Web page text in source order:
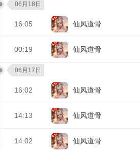
06月18日
16:05 仙风道骨
00:19 仙风道骨
06月17日
16:02 仙风道骨
14:13 仙风道骨
14:02 仙风道骨